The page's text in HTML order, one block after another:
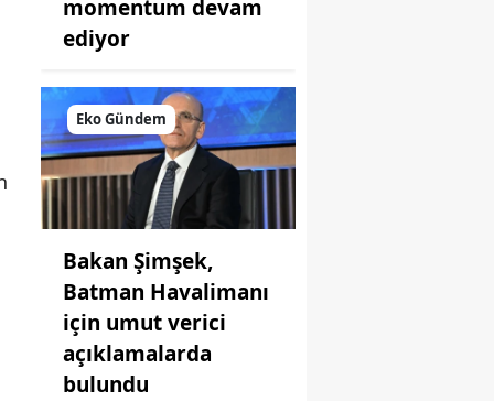
momentum devam
ediyor
Eko Gündem
Bakan Şimşek,
Batman Havalimanı
için umut verici
açıklamalarda
bulundu